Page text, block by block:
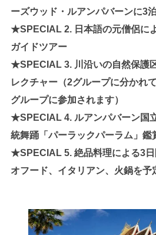
ーズウッド・ルアンパバーンに3
★SPECIAL 2. 日本語の元僧侶に
ガイドツアー
★SPECIAL 3. 川沿いの自然保護
レクチャー（2グループに分かれ
グループに参加されます）
★SPECIAL 4. ルアンパバーン国
統舞踊「パーラックパーラム」鑑
★SPECIAL 5. 絶品料理による3日
オフード、イタリアン、火鍋を予